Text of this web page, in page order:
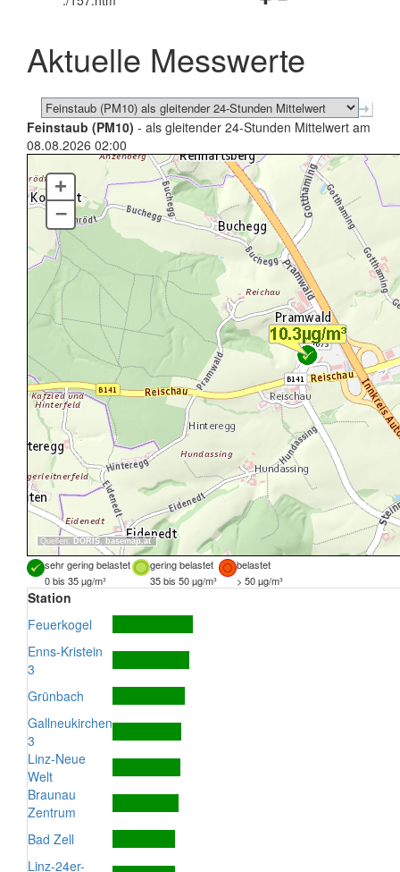
schließen
Aktuelle Messwerte
Feinstaub (PM10) - als gleitender 24-Stunden Mittelwert am
08.08.2026 02:00
Quellen: DORIS, basemap.at
+
–
sehr gering belastet gering belastet
belastet
0 bis 35 µg/m³
35 bis 50 µg/m³ > 50 µg/m³
Station
Feuerkogel
Enns-Kristein
3
Grünbach
Gallneukirchen
3
Linz-Neue
Welt
Braunau
Zentrum
Bad Zell
Linz-24er-